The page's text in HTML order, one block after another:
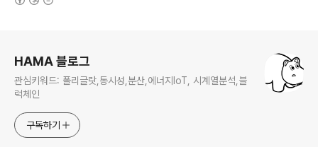
HAMA 블로그
관심키워드: 폴리글랏,동시성,분산,에너지IoT, 시계열분석,블
럭체인
구독하기